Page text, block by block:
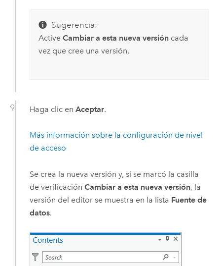
Sugerencia:
Active Cambiar a esta nueva versióncada
vez que cree una versión.
Haga clic en Aceptar.
Más información sobre la configuración de nivel
de acceso
Se crea la nueva versión y, si se marcó la casilla
de verificación Cambiar a esta nueva versión, la
versión del editor se muestra en la lista Fuente de
datos.